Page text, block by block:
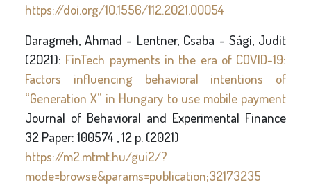
https://doi.org/10.1556/112.2021.00054
Daragmeh, Ahmad - Lentner, Csaba - Sági, Judit
(2021): FinTech payments in the era of COVID-19:
Factors influencing behavioral intentions of
“Generation X” in Hungary to use mobile payment
Journal of Behavioral and Experimental Finance
32 Paper: 100574 , 12 p. (2021)
https://m2.mtmt.hu/gui2/?
mode=browse&params=publication;32173235